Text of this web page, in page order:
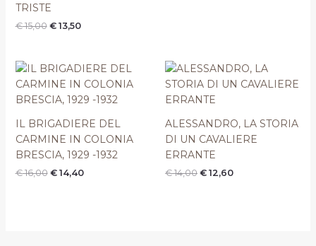
TRISTE
€15,00 €13,50
IL BRIGADIERE DEL
CARMINE IN COLONIA
BRESCIA, 1929 -1932
€16,00
Il
originale
era:
€14,40
Il
attuale
è:
ALESSANDRO, LA STORIA
DI UN CAVALIERE
ERRANTE
€14,00
Il
originale
era:
€ 12,60
Il
prezzo
attuale